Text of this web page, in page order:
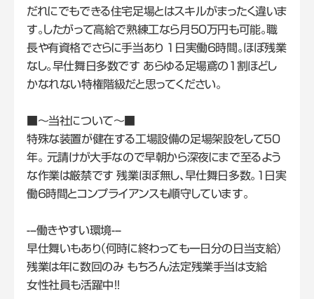
だれにでもできる住宅足場とはスキルがまったく違いま
す。したがって高給で熟練工なら月50万円も可能。職
長や有資格でさらに手当あり 1日実働6時間。ほぼ残業
なし。早仕舞日多数です あらゆる足場鳶の1割ほどし
かなれない特権階級だと思ってください。
■～当社について～■
特殊な装置が健在する工場設備の足場架設をして50
年。 元請けが大手なので早朝から深夜にまで至るよう
な作業は厳禁です 残業ほぼ無し、早仕舞日多数。1日実
働6時間とコンプライアンスも順守しています。
---働きやすい環境---
早仕舞いもあり（何時に終わっても一日分の日当支給）
残業は年に数回のみ もちろん法定残業手当は支給
女性社員も活躍中！！